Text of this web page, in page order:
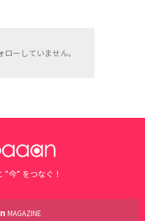
ーしていません。
”今” をつなぐ！
MAGAZINE